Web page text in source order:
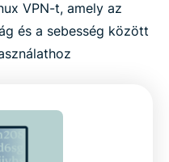
VPN-t, amely az
és a sebesség között